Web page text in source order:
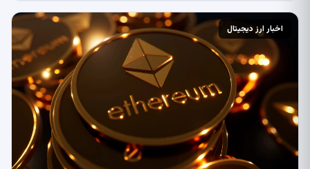
اخبار ارز دیجیتال